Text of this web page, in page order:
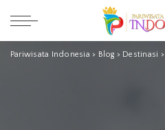
Pariwisata Indonesia > Blog > Destinasi >